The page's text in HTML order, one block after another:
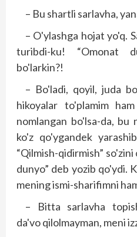
– Bu shartli sarlavha,
– O'ylashga hojat yo'q.
turibdi-ku! “Omonat
bo'larkin?!
– Bo'ladi, qoyil, juda
hikoyalar to'p­lamim
nomlangan bo'lsa-da, bu
ko'z qo'ygandek
“Qilmish-qidirmish”
dunyo” deb yozib qo'ydi.
mening ismi-sharifimni
– Bitta sarlavha
da'vo qilolmayman, meni